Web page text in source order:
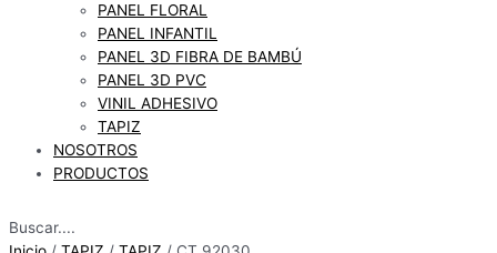
PANEL FLORAL
PANEL INFANTIL
PANEL 3D FIBRA DE BAMBÚ
PANEL 3D PVC
VINIL ADHESIVO
TAPIZ
NOSOTROS
PRODUCTOS
Buscar....